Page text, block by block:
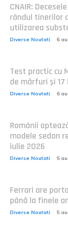
CNAIR:
rândul tinerilor
utilizarea
Diverse Noutati 6
Test practic cu
de mărfuri și
Diverse Noutati 6
Românii
modele sedan
iulie 2026
Diverse Noutati 5
Ferrari are
până la finele
Diverse Noutati 5